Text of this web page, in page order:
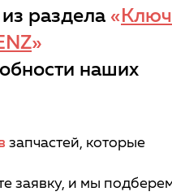
раздела «
»
наших
запчастей, которые
заявку, и мы